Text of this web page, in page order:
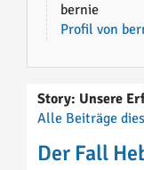
bernie
Profil von
Story: Unsere
Alle Beiträge
Der Fall